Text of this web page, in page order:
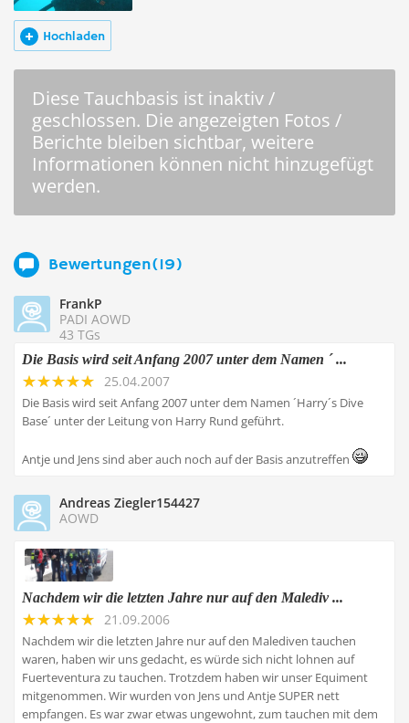
Hochladen
Diese Tauchbasis ist inaktiv /
geschlossen. Die angezeigten Fotos /
Berichte bleiben sichtbar, weitere
Informationen können nicht hinzugefügt
werden.
Bewertungen(19)
FrankP
PADI AOWD
43 TGs
Die Basis wird seit Anfang 2007 unter dem Namen ´ ...
25.04.2007
Die Basis wird seit Anfang 2007 unter dem Namen ´Harry´s Dive
Base´ unter der Leitung von Harry Rund geführt.
Antje und Jens sind aber auch noch auf der Basis anzutreffen
Andreas Ziegler154427
AOWD
Nachdem wir die letzten Jahre nur auf den Malediv ...
21.09.2006
Nachdem wir die letzten Jahre nur auf den Malediven tauchen
waren, haben wir uns gedacht, es würde sich nicht lohnen auf
Fuerteventura zu tauchen. Trotzdem haben wir unser Equiment
mitgenommen. Wir wurden von Jens und Antje SUPER nett
empfangen. Es war zwar etwas ungewohnt, zum tauchen mit dem